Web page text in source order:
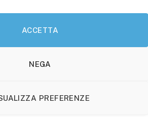
ACCETTA
NEGA
PREFERENZE